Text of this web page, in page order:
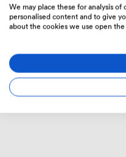
We may place these for analysis
personalised content and to give
about the cookies we use open